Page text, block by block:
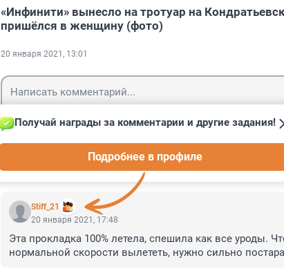
«Инфинити» вынесло на тротуар на
пришёлся в женщину (фото)
20 января 2021, 13:01
Stiff_21
Получай награды за комментарии и другие задания!
Подробнее в профиле
20 января 2021, 17:48
Эта прокладка 100% летела, спешила как все уроды.
нормальной скорости вылететь, нужно сильно